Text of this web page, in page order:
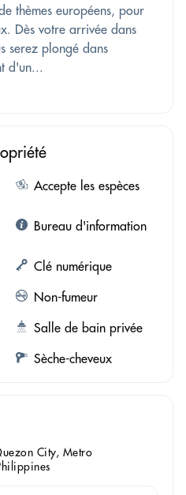
thèmes européens, pour
Dès votre arrivée dans
serez plongé dans
d'un...
Accepte les espèces
Bureau d'information
Clé numérique
Non-fumeur
Salle de bain privée
Sèche-cheveux
City, Metro